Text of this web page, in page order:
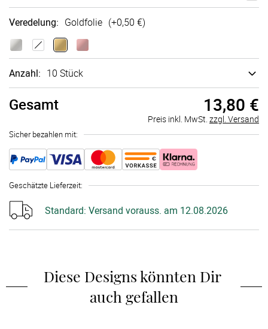
Veredelung: Goldfolie (+0,50 €)
Anzahl: 10 Stück
Gesamt 13,80 €
Preis inkl. MwSt. zzgl. Versand
Sicher bezahlen mit:
Geschätzte Lieferzeit:
Standard: Versand vorauss. am 12.08.2026
Diese Designs könnten Dir
auch gefallen